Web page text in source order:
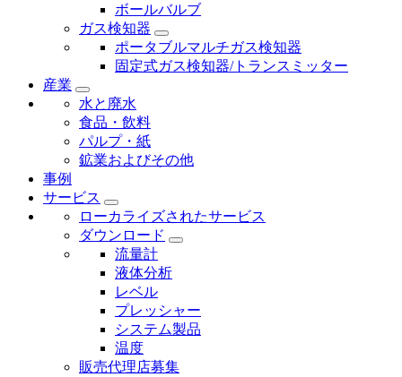
ボールバルブ
ガス検知器
ポータブルマルチガス検知器
固定式ガス検知器/トランスミッター
産業
水と廃水
食品・飲料
パルプ・紙
鉱業およびその他
事例
サービス
ローカライズされたサービス
ダウンロード
流量計
液体分析
レベル
プレッシャー
システム製品
温度
販売代理店募集